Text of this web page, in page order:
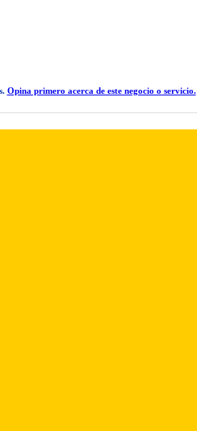
Opina primero acerca de este negocio o servicio.